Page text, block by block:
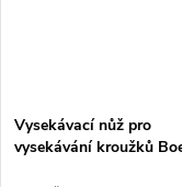
Vysekávací nůž pro
vysekávání kroužků